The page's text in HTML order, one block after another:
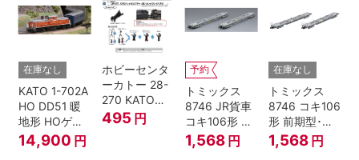
在庫なし
KATO 1-702A
HO DD51 暖
地形 HOゲー
ジ
14,900 円
ホビーセンタ
ーカトー 28-
270 KATOナ
ックルカプラ
495 円
予約
トミックス
8746 JR貨車
コキ106形 前
期型･新塗装･
コンテナな
1,568 円
在庫なし
トミックス
8746 コキ106
形 前期型･新
塗装･コンテ
ナなし･2両セ
1,568 円